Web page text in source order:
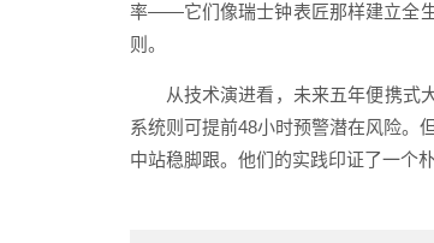
率——它们像瑞士钟表匠那样建立全
则。
从技术演进看，未来五年便携式
系统则可提前48小时预警潜在风险。
中站稳脚跟。他们的实践印证了一个